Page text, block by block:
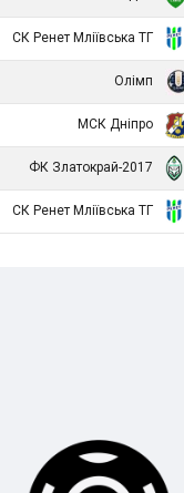
СК Ренет Мліївська ТГ
Олімп
МСК Дніпро
ФК Златокрай-2017
СК Ренет Мліївська ТГ